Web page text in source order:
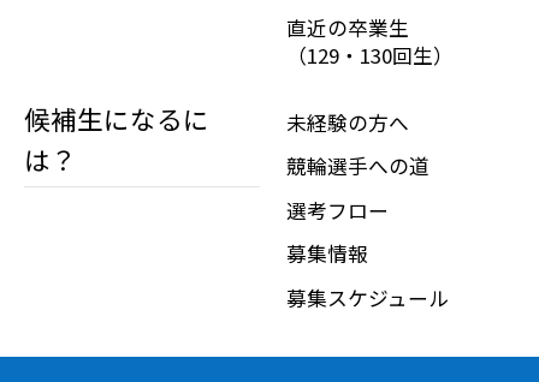
直近の卒業生
（129・130回生）
候補生になるに
は？
未経験の方へ
競輪選手への道
選考フロー
募集情報
募集スケジュール